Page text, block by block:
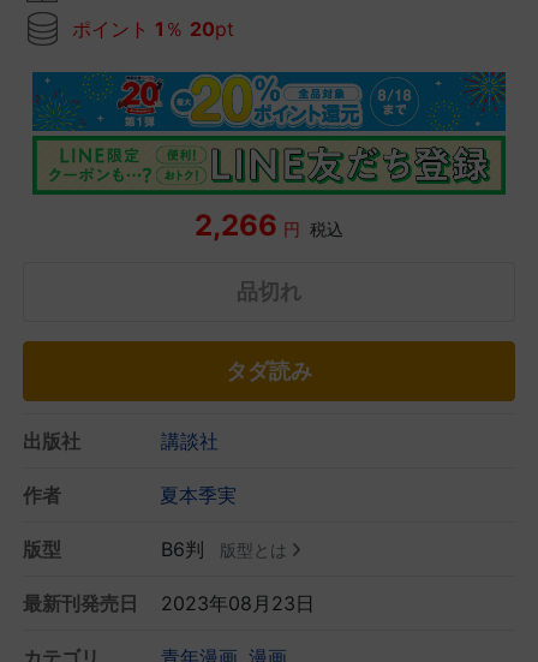
ポイント 1 ％ 20pt
2,266 円 税込
品切れ
タダ読み
出版社 講談社
作者 夏本季実
版型 B6判 版型とは
最新刊発売日 2023年08月23日
カテゴリ 青年漫画 漫画